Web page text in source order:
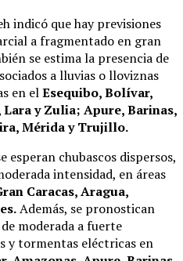
indicó que hay previsiones
a fragmentado en gran
se estima la presencia de
a lluvias o lloviznas
en elEsequibo, Bolívar,
y Zulia; Apure, Barinas,
Mérida y Trujillo.
esperan chubascos dispersos,
intensidad, en áreas
Caracas, Aragua,
Además, se pronostican
moderada a fuerte
y tormentas eléctricas en